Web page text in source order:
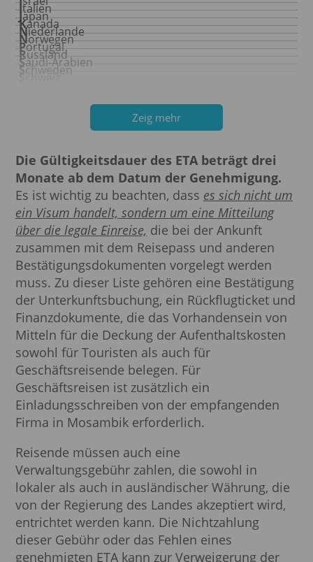
Italien
Japan
Kanada
Niederlande
Norwegen
Portugal
Russland
Saudi-Arabien
Schweden
Schweiz
Vereinigte Arabische Emirate
Vereinigte Staaten von Amerika
Zeig mehr
Die Gültigkeitsdauer des ETA beträgt drei
Monate ab dem Datum der Genehmigung.
Es ist wichtig zu beachten, dass es sich nicht um
ein Visum handelt, sondern um eine Mitteilung
über die legale Einreise, die bei der Ankunft
zusammen mit dem Reisepass und anderen
Bestätigungsdokumenten vorgelegt werden
muss. Zu dieser Liste gehören eine Bestätigung
der Unterkunftsbuchung, ein Rückflugticket und
Finanzdokumente, die das Vorhandensein von
Mitteln für die Deckung der Aufenthaltskosten
sowohl für Touristen als auch für
Geschäftsreisende belegen. Für
Geschäftsreisen ist zusätzlich ein
Einladungsschreiben von der empfangenden
Firma in Mosambik erforderlich.
Reisende müssen auch eine
Verwaltungsgebühr zahlen, die sowohl in
lokaler als auch in ausländischer Währung, die
von der Regierung des Landes akzeptiert wird,
entrichtet werden kann. Die Nichtzahlung
dieser Gebühr oder das Fehlen eines
genehmigten ETA kann zur Verweigerung der